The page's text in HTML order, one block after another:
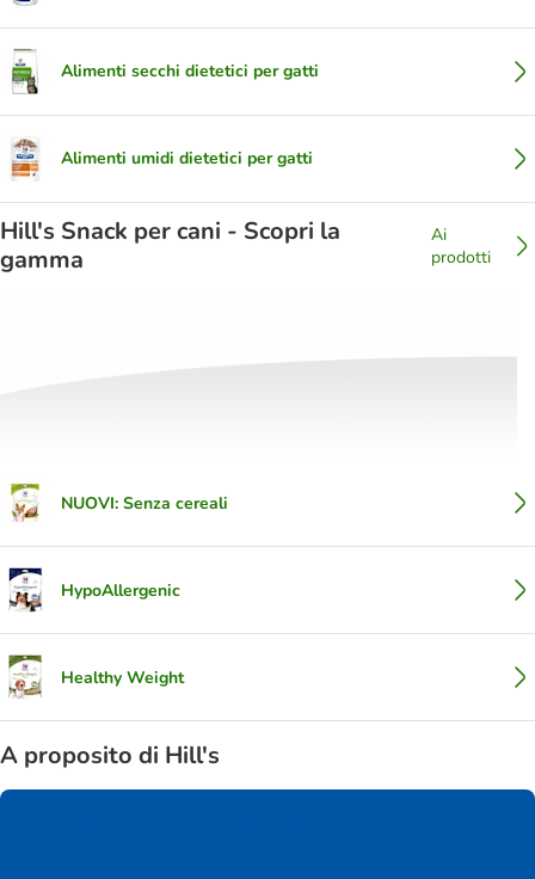
Alimenti secchi dietetici per gatti
Alimenti umidi dietetici per gatti
Hill's Snack per cani - Scopri la
gamma
Ai
prodotti
NUOVI: Senza cereali
HypoAllergenic
Healthy Weight
A proposito di Hill's